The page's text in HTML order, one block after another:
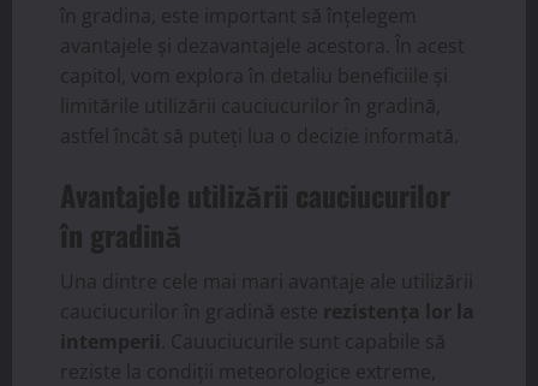
în gradina, este important să înțelegem
avantajele și dezavantajele acestora. În acest
capitol, vom explora în detaliu beneficiile și
limitările utilizării cauciucurilor în gradină,
astfel încât să puteți lua o decizie informată.
Avantajele utilizării cauciucurilor
în gradină
Una dintre cele mai mari avantaje ale utilizării
cauciucurilor în gradină este rezistența lor la
intemperii . Cauuciucurile sunt capabile să
reziste la condiții meteorologice extreme,